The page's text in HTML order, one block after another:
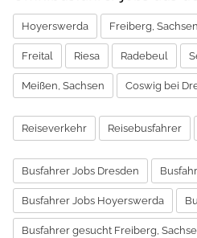
Hoyerswerda Freiberg, Sachsen
Freital Riesa Radebeul
Meißen, Sachsen Coswig bei
Reiseverkehr Reisebusfahrer
Busfahrer Jobs Dresden
Busfahrer Jobs Hoyerswerda
Busfahrer gesucht Freiberg,